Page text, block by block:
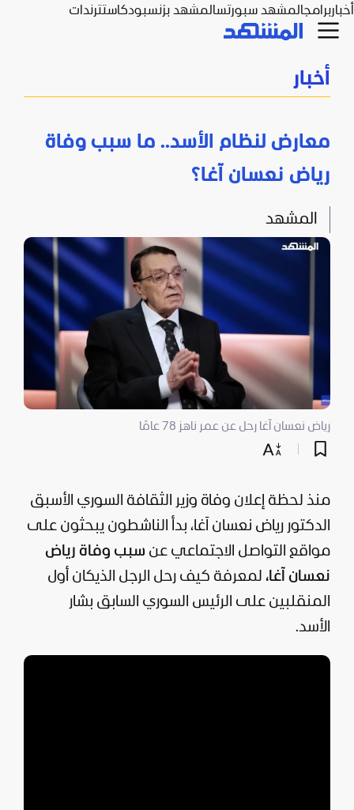
أخباربرامجالمشهد سبورتسالمشهد بزنسبودكاستترندات
أخبار
معارض لنظام الأسد.. ما سبب وفاة
رياض نعسان آغا؟
المشهد
رياض نعسان آغا رحل عن عمر ناهز 78 عامًا
منذ لحظة إعلان وفاة وزير الثقافة السوري الأسبق
الدكتور رياض نعسان آغا، بدأ الناشطون يبحثون على
مواقع التواصل الاجتماعي عن سبب وفاة رياض
نعسان آغا، لمعرفة كيف رحل الرجل الذيكان أول
المنقلبين على الرئيس السوري السابق بشار
الأسد.